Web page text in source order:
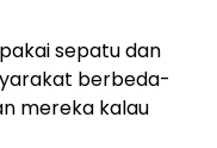
sepatu dan
berbeda-
mereka kalau